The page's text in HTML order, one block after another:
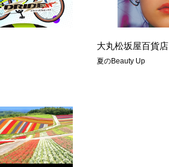
大丸松坂屋百貨店
夏のBeauty Up